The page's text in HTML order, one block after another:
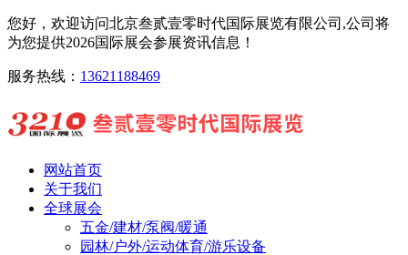
您好，欢迎访问北京叁贰壹零时代国际展览有限公司,公司将
为您提供2026国际展会参展资讯信息！
服务热线： 13621188469
网站首页
关于我们
全球展会
五金/建材/泵阀/暖通
园林/户外/运动体育/游乐设备